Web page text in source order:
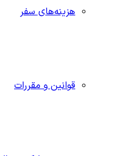
هزینه‌های سفر
قوانین و مقررات